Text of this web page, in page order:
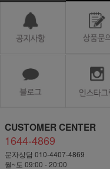
CUSTOMER CENTER
1644-4869
문자상담 010-4407-4869
월~토 09:00 - 20:00